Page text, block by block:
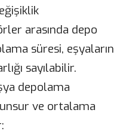
arasında depo
süresi, eşyaların
sayılabilir.
depolama
ve ortalama